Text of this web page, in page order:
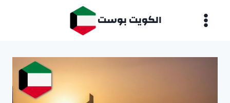
الكويت بوست